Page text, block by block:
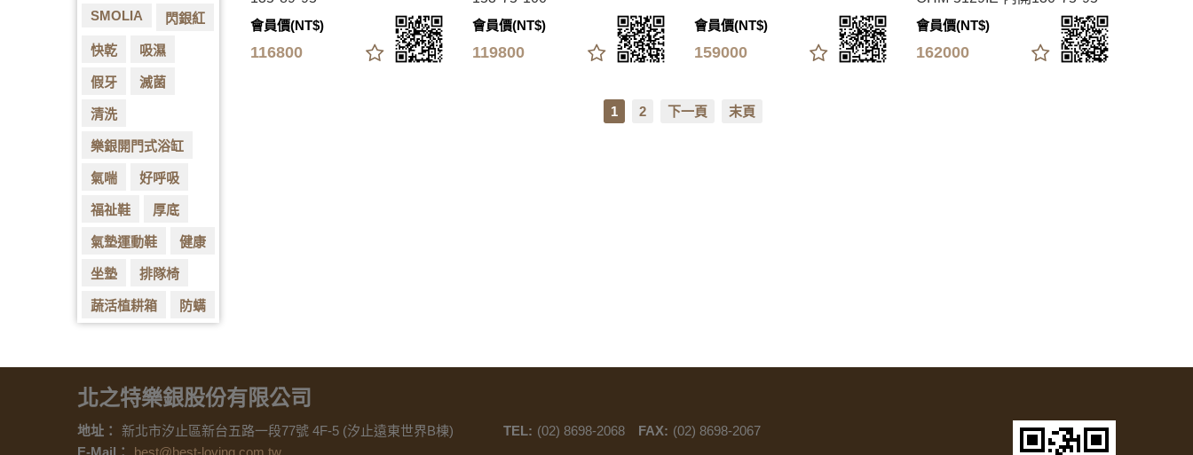
SMOLIA
閃銀紅
快乾 吸濕
假牙 滅菌
清洗
樂銀開門式浴缸
氣喘 好呼吸
福祉鞋 厚底
氣墊運動鞋 健康
坐墊 排隊椅
蔬活植耕箱 防螨
會員價(NT$)
116800
會員價(NT$)
119800
會員價(NT$)
159000
會員價(NT$)
162000
1 2 下一頁 末頁
北之特樂銀股份有限公司
地址：
新北市汐止區新台五路一段77號 4F-5 (汐止遠東世界B棟)
E-Mail：
best@best-loving.com.tw
TEL: (02) 8698-2068 FAX: (02) 8698-2067